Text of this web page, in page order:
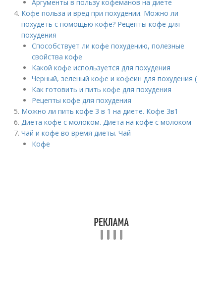
Аргументы в пользу кофеманов на диете
Кофе польза и вред при похудении. Можно ли
похудеть с помощью кофе? Рецепты кофе для
похудения
Способствует ли кофе похудению, полезные
свойства кофе
Какой кофе используется для похудения
Черный, зеленый кофе и кофеин для похудения (
Как готовить и пить кофе для похудения
Рецепты кофе для похудения
Можно ли пить кофе 3 в 1 на диете. Кофе 3в1
Диета кофе с молоком. Диета на кофе с молоком
Чай и кофе во время диеты. Чай
Кофе